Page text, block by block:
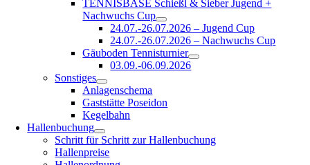
TENNISBASE Schießl & Sieber Jugend +
Nachwuchs Cup
24.07.-26.07.2026 – Jugend Cup
24.07.-26.07.2026 – Nachwuchs Cup
Gäuboden Tennisturnier
03.09.-06.09.2026
Sonstiges
Anlagenschema
Gaststätte Poseidon
Kegelbahn
Hallenbuchung
Schritt für Schritt zur Hallenbuchung
Hallenpreise